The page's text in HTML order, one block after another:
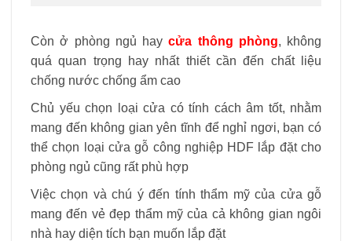
Còn ở phòng ngủ haycửa thông phòng, không
quá quan trọng hay nhất thiết cần đến chất liệu
chống nước chống ẩm cao
Chủ yếu chọn loại cửa có tính cách âm tốt, nhằm
mang đến không gian yên tĩnh để nghỉ ngơi, bạn có
thể chọn loại cửa gỗ công nghiệp HDF lắp đặt cho
phòng ngủ cũng rất phù hợp
Việc chọn và chú ý đến tính thẩm mỹ của cửa gỗ
mang đến vẻ đẹp thẩm mỹ của cả không gian ngôi
nhà hay diện tích bạn muốn lắp đặt